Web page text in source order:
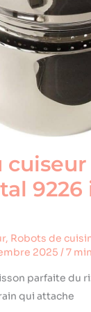
9226
, Robots de
2025 /7
parfaite du
qui attache